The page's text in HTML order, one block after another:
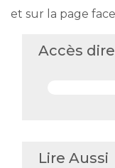
et sur la page
Accès
Lire Aussi